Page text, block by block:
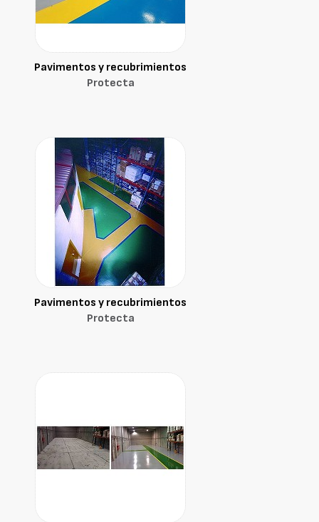
Pavimentos y recubrimientos
Protecta
Pavimentos y recubrimientos
Protecta